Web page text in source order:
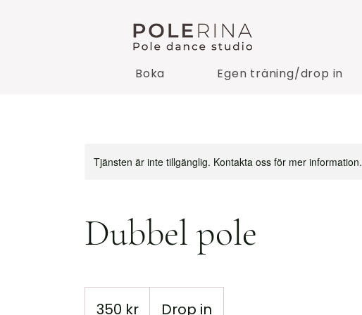
Boka Egen träning/drop in
Tjänsten är inte tillgänglig. Kontakta oss för mer information.
Dubbel pole
kronor350 kr Drop in